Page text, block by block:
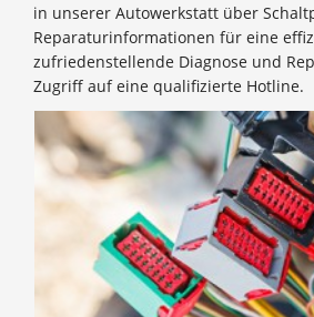
in unserer Autowerkstatt über
Reparaturinformationen für eine
zufriedenstellende Diagnose und
Zugriff auf eine qualifizierte Hotline.